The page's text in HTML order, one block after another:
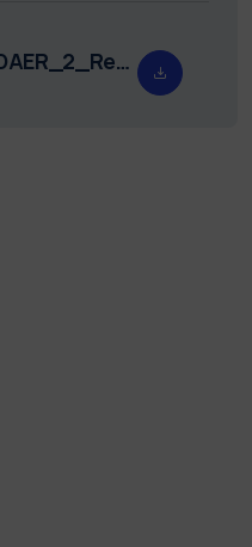
I_verbale_2024_RTT_DAER_2_Redatto.pdf